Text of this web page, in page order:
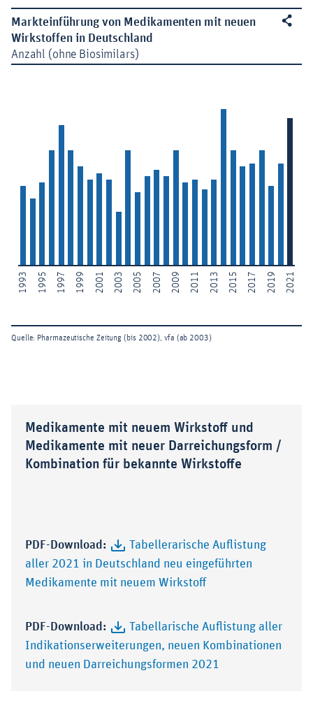
Medikamente mit neuem Wirkstoff und
Medikamente mit neuer Darreichungsform /
Kombination für bekannte Wirkstoffe
PDF-Download:
Tabellerarische Auflistung
aller 2021 in Deutschland neu eingeführten
Medikamente mit neuem Wirkstoff
PDF-Download:
Tabellarische Auflistung aller
Indikationserweiterungen, neuen Kombinationen
und neuen Darreichungsformen 2021